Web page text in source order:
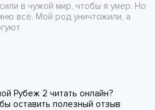
в чужой мир, чтобы я умер. Но
всё. Мой род уничтожили, а
Рубеж 2 читать онлайн?
оставить полезный отзыв